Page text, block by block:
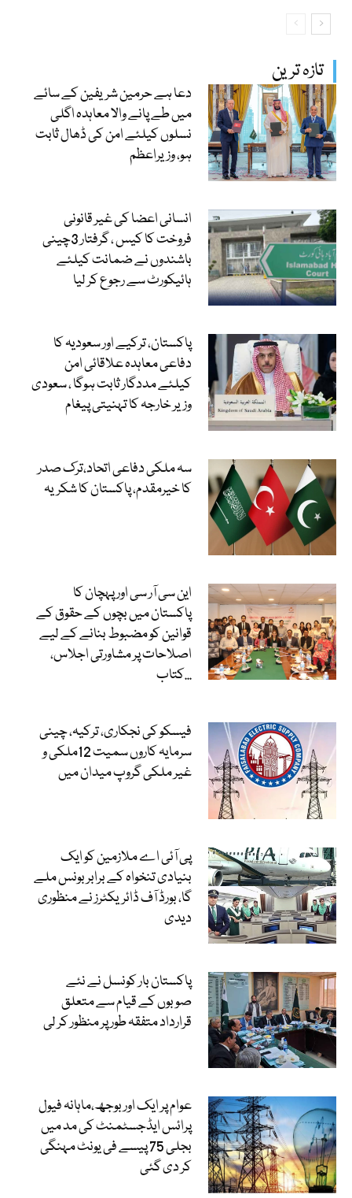
تازہ ترین
دعا ہے حرمین شریفین کے سائے
میں طے پانے والا معاہدہ اگلی
نسلوں کیلئے امن کی ڈھال ثابت
ہو، وزیراعظم
انسانی اعضا کی غیر قانونی
فروخت کا کیس ، گرفتار 3چینی
باشندوں نے ضمانت کیلئے
ہائیکورٹ سے رجوع کر لیا
پاکستان، ترکیے اور سعودیہ کا
دفاعی معاہدہ علاقائی امن
کیلئے مددگار ثابت ہوگا ، سعودی
وزیر خارجہ کا تہنیتی پیغام
سہ ملکی دفاعی اتحاد،ترک صدر
کا خیرمقدم، پاکستان کا شکریہ
این سی آر سی اور پہچان کا
پاکستان میں بچوں کے حقوق کے
قوانین کو مضبوط بنانے کے لیے
اصلاحات پر مشاورتی اجلاس،
کتاب...
فیسکو کی نجکاری، ترکیہ، چینی
سرمایہ کاروں سمیت 12ملکی و
غیر ملکی گروپ میدان میں
پی آئی اے ملازمین کو ایک
بنیادی تنخواہ کے برابر بونس ملے
گا، بورڈ آف ڈائریکٹرز نے منظوری
دیدی
پاکستان بار کونسل نے نئے
صوبوں کے قیام سے متعلق
قرارداد متفقہ طور پر منظور کر لی
عوام پر ایک اور بوجھ،ماہانہ فیول
پرائس ایڈجسٹمنٹ کی مد میں
بجلی 75 پیسے فی یونٹ مہنگی
کر دی گئی